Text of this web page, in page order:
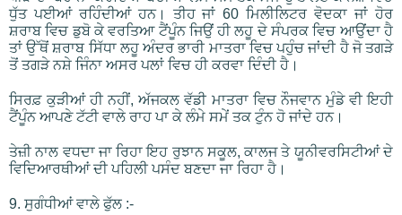
ਧੁੱਤ ਪਈਆਂ ਰਹਿੰਦੀਆਂ ਹਨ। ਤੀਹ ਜਾਂ 60 ਮਿਲੀਲਿਟਰ ਵੋਦਕਾ ਜਾਂ ਹੋਰ
ਸ਼ਰਾਬ ਵਿਚ ਡੁਬੋ ਕੇ ਵਰਤਿਆ ਟੈਂਪੂੰਨ ਜਿਉਂ ਹੀ ਲਹੂ ਦੇ ਸੰਪਰਕ ਵਿਚ ਆਉਂਦਾ ਹੈ
ਤਾਂ ਉੱਥੋਂ ਸ਼ਰਾਬ ਸਿੱਧਾ ਲਹੂ ਅੰਦਰ ਭਾਰੀ ਮਾਤਰਾ ਵਿਚ ਪਹੁੰਚ ਜਾਂਦੀ ਹੈ ਜੋ ਤਗੜੇ
ਤੋਂ ਤਗੜੇ ਨਸ਼ੇ ਜਿੰਨਾ ਅਸਰ ਪਲਾਂ ਵਿਚ ਹੀ ਕਰਵਾ ਦਿੰਦੀ ਹੈ।
ਸਿਰਫ਼ ਕੁੜੀਆਂ ਹੀ ਨਹੀਂ, ਅੱਜਕਲ ਵੱਡੀ ਮਾਤਰਾ ਵਿਚ ਨੌਜਵਾਨ ਮੁੰਡੇ ਵੀ ਇਹੀ
ਟੈਂਪੂੰਨ ਆਪਣੇ ਟੱਟੀ ਵਾਲੇ ਰਾਹ ਪਾ ਕੇ ਲੰਮੇ ਸਮੇਂ ਤਕ ਟੁੰਨ ਹੋ ਜਾਂਦੇ ਹਨ।
ਤੇਜ਼ੀ ਨਾਲ ਵਧਦਾ ਜਾ ਰਿਹਾ ਇਹ ਰੁਝਾਨ ਸਕੂਲ, ਕਾਲਜ ਤੇ ਯੂਨੀਵਰਸਿਟੀਆਂ ਦੇ
ਵਿਦਿਆਰਥੀਆਂ ਦੀ ਪਹਿਲੀ ਪਸੰਦ ਬਣਦਾ ਜਾ ਰਿਹਾ ਹੈ।
9. ਸੁਗੰਧੀਆਂ ਵਾਲੇ ਫੁੱਲ :-